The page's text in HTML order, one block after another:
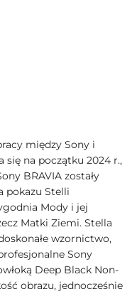
między Sony i
się na początku 2024 r.,
BRAVIA zostały
pokazu Stelli
Mody i jej
Matki Ziemi. Stella
wzornictwo,
Sony
Deep Black Non-
obrazu, jednocześnie